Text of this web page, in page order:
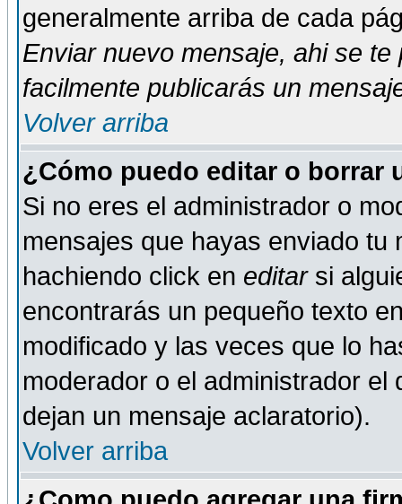
generalmente arriba de cada
Enviar nuevo mensaje, ahi se te
facilmente publicarás un
Volver arriba
¿Cómo puedo editar o borrar
Si no eres el administrador o
mensajes que hayas enviado tu
hachiendo click en editarsi
encontrarás un pequeño texto
modificado y las veces que lo
moderador o el administrador
dejan un mensaje aclaratorio).
Volver arriba